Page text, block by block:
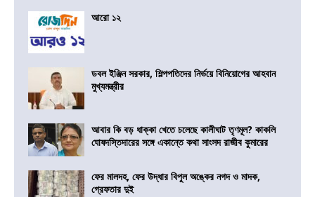
আরো ১২
ডবল ইঞ্জিন সরকার, শিল্পপতিদের নির্ভয়ে বিনিয়োগের আহবান
মুখ্যমন্ত্রীর
আবার কি বড় ধাক্কা খেতে চলেছে কালীঘাট তৃণমূল? কাকলি
ঘোষদস্তিদারের সঙ্গে একান্তে কথা সাংসদ রাজীব কুমারের
ফের মালদহ, ফের উদ্ধার বিপুল অঙ্কের নগদ ও মাদক,
গ্রেফতার দুই